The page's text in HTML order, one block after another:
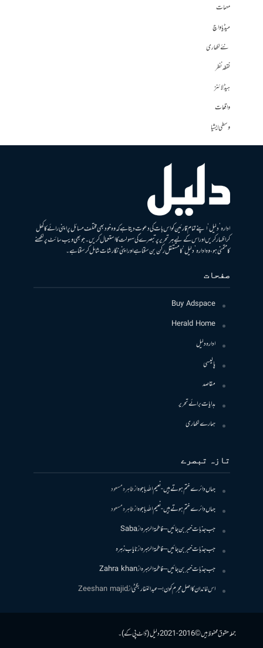
مہمات
میڈیا واچ
نئے لکھاری
نقطہ نظر
ہیڈلائنز
واقعات
وسطی ایشیا
ادارہ ’دلیل‘ اپنے تمام قارئین کو اس بات کی دعوت دیتا ہے کہ وہ خود بھی مختلف مسائل پر اپنی رائے کا کھل
کر اظہار کریں اور اس کے لیے ہر تحریر پر تبصرے کی سہولت کا استعمال کریں۔ جو بھی ویب سائٹ پر لکھنے
کا متمنی ہو، وہ ادارہ ’دلیل‘ کا مستقل رکن بن سکتا ہے اور اپنی نگارشات شامل کرسکتا ہے۔
صفحات
Buy Adspace
Herald Home
ادارہ دلیل
پالیسی
مقاصد
ہدایات برائے تحریر
ہمارے لکھاری
تازہ تبصرے
جہاں دائرے ختم ہوتے ہیں- نعیم اللہ باجوہازطاہرہ مسعود
جہاں دائرے ختم ہوتے ہیں- نعیم اللہ باجوہازطاہرہ مسعود
جب جذبات خبر بن جائیں – فاطمۃالزہرہازSaba
جب جذبات خبر بن جائیں – فاطمۃالزہرہازنایاب زہرہ
جب جذبات خبر بن جائیں – فاطمۃالزہرہازZahra khan
اس خاندان کا اصل مجرم کون! – عبدالغفار بگٹیازZeeshan majid
جملہ حقوق محفوظ ہیں © 2016-2021 دلیل (ڈاٹ پی کے)۔